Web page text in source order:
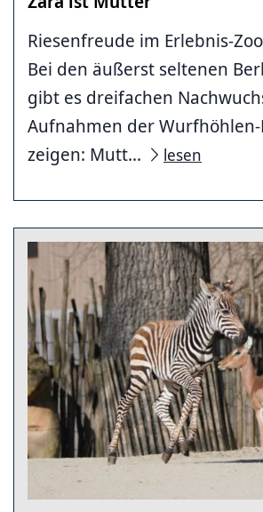
Riesenfreude im Erlebnis-
Bei den äußerst seltenen
gibt es dreifachen
Aufnahmen der
zeigen: Mutt...
lesen